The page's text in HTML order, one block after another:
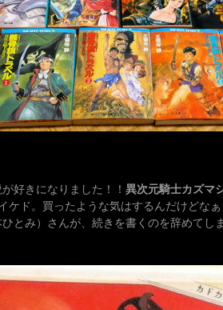
好きになりました！！ 異次元騎士カズマ
ケド。買ったような気はするんだけどな
とみ）さんが、続きを書くのを辞めてし